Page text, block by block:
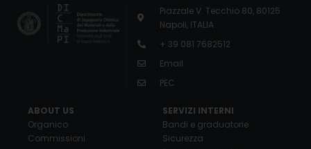
Piazzale V. Tecchio 80, 80125
Napoli, ITALIA
+ 39 081 7682512
Email
PEC
ABOUT US
Organico
Commissioni
SERVIZI INTERNI
Bandi e graduatorie
Sicurezza